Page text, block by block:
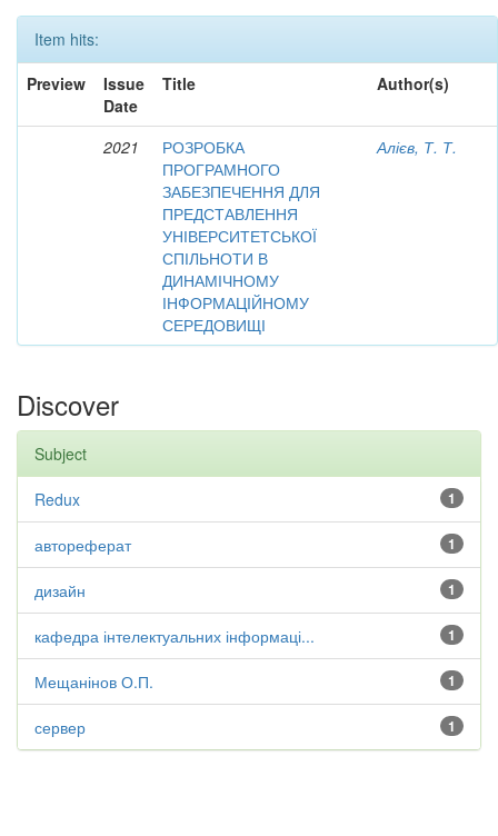
Item hits:
Preview
Issue
Date
Title Author(s)
2021
РОЗРОБКА
ПРОГРАМНОГО
ЗАБЕЗПЕЧЕННЯ ДЛЯ
ПРЕДСТАВЛЕННЯ
УНІВЕРСИТЕТСЬКОЇ
СПІЛЬНОТИ В
ДИНАМІЧНОМУ
ІНФОРМАЦІЙНОМУ
СЕРЕДОВИЩІ
Алієв, Т. Т.
Discover
Subject
1
Redux
1
автореферат
1
дизайн
1
кафедра інтелектуальних інформаці...
1
Мещанінов О.П.
1
сервер